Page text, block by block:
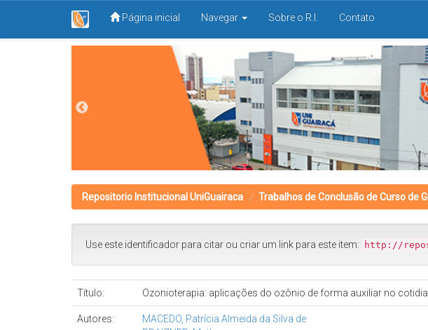
Página inicial Navegar Sobre o R.I. Contato
Repositorio Institucional UniGuairaca Trabalhos de Conclusão de Curso de
Use este identificador para citar ou criar um link para este item: http://
Título: Ozonioterapia: aplicações do ozônio de forma auxiliar no
Autores:
MACEDO, Patrícia Almeida da Silva de